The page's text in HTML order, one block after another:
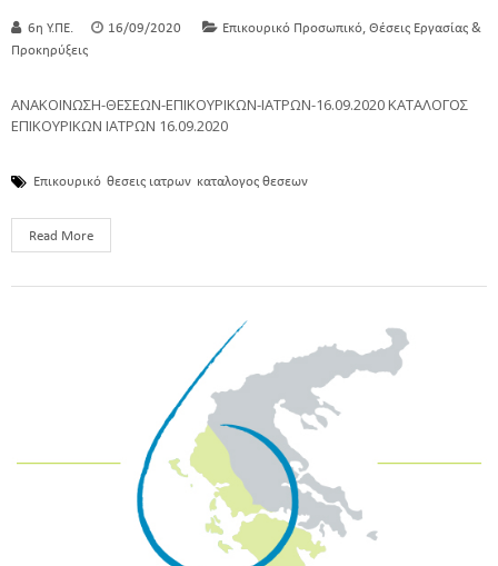
6η Υ.ΠΕ. 16/09/2020 Επικουρικό Προσωπικό, Θέσεις Εργασίας &
Προκηρύξεις
ΑΝΑΚΟΙΝΩΣΗ-ΘΕΣΕΩΝ-ΕΠΙΚΟΥΡΙΚΩΝ-ΙΑΤΡΩΝ-16.09.2020 ΚΑΤΑΛΟΓΟΣ
ΕΠΙΚΟΥΡΙΚΩΝ ΙΑΤΡΩΝ 16.09.2020
Επικουρικό θεσεις ιατρων καταλογος θεσεων
Read More